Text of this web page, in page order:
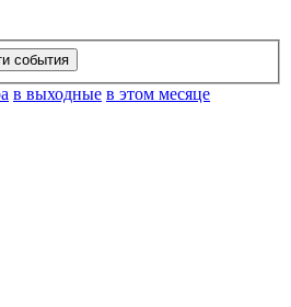
в выходные в этом месяце